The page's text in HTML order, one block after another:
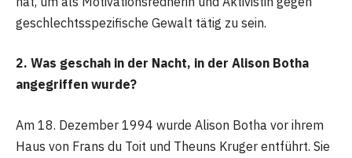
geschlechtsspezifische Gewalt tätig zu sein.
2. Was geschah in der Nacht, in der Alison Botha
angegriffen wurde?
Am 18. Dezember 1994 wurde Alison Botha vor ihrem
Haus von Frans du Toit und Theuns Kruger entführt. Sie